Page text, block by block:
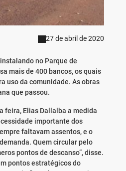
27 de abril de 2020
no Parque de
mais de 400 bancos, os quais
uso da comunidade. As obras
que passou.
feira, Elias Dallalba a medida
importante dos
faltavam assentos, e o
Quem circular pelo
pontos de descanso”, disse.
pontos estratégicos do